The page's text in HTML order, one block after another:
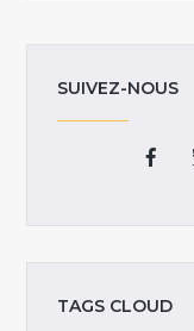
SUIVEZ-NOUS
TAGS CLOUD